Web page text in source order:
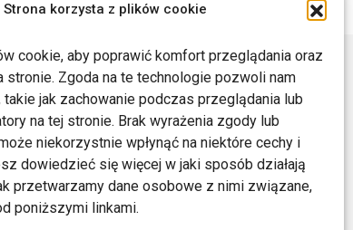
Strona korzysta z plików cookie
cookie, aby poprawić komfort przeglądania oraz
stronie. Zgoda na te technologie pozwoli nam
jak zachowanie podczas przeglądania lub
na tej stronie. Brak wyrażenia zgody lub
niekorzystnie wpłynąć na niektóre cechy i
dowiedzieć się więcej w jaki sposób działają
przetwarzamy dane osobowe z nimi związane,
poniższymi linkami.